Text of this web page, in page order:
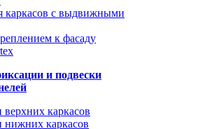
каркасов с выдвижными
к фасаду
и подвески
каркасов
нижних каркасов